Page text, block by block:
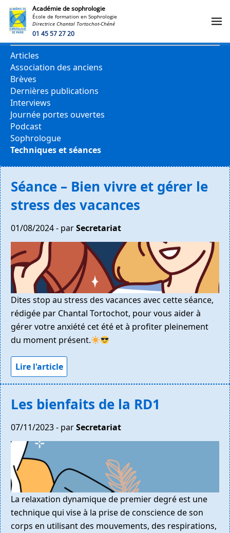
Académie de sophrologie
École de formation en Sophrologie
Directrice Chantal Tortochot-Chéné
01 45 57 27 20
Séance – Bien vivre et gérer le
stress des vacances
01/08/2024 - parSecretariat
Dites stop au stress des vacances avec cette séance,
rédigée par Chantal Tortochot, pour vous aider à
gérer votre anxiété cet été et à profiter pleinement
du moment présent.
Lire l'article
Les bienfaits de la RD1
07/11/2023 - parSecretariat
La relaxation dynamique de premier degré est une
technique qui vise à la prise de conscience de son
corps en utilisant des mouvements, des respirations,
CATÉGORIES
Articles
Association des anciens
Brèves
Dernières publications
Interviews
Journée portes ouvertes
Podcast
Sophrologue
Techniques et séances